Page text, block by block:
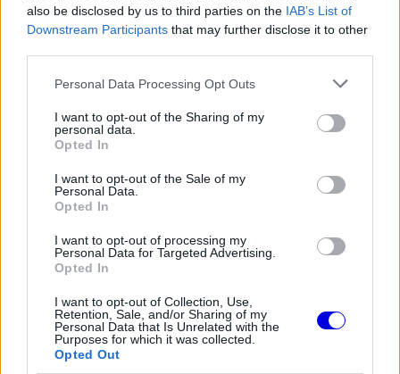
also be disclosed by us to third parties on the IAB’s List of
Downstream Participants that may further disclose it to other
Please note that this website/app uses one or more Google
not limited to your visit or usage behaviour. You may click to
grant or deny consent to Google and its third-party tags to
use your data for below specified purposes in below Google
consent section.
Personal Data Processing Opt Outs
I want to opt-out of the Sharing of my
personal data.
Opted In
I want to opt-out of the Sale of my
Personal Data.
Opted In
I want to opt-out of processing my
Personal Data for Targeted Advertising.
Opted In
I want to opt-out of Collection, Use,
Retention, Sale, and/or Sharing of my
Personal Data that Is Unrelated with the
Purposes for which it was collected.
Opted Out
mint aRed Bull , Yamamoto szerint mégis
[Honda Racing Corporation] és a Red Bull
Powertrains motorja jobb az általános
teljesítményt tekintve, beleértve a
megbízhatóságot is" - mondta az AS-Webnek.
Video
This
the server or network failed or because the format
is not supported.